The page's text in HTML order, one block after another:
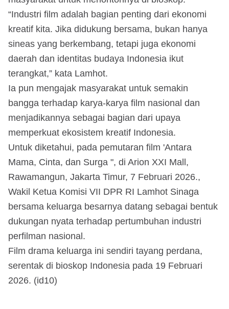
“Industri film adalah bagian penting dari ekonomi
kreatif kita. Jika didukung bersama, bukan hanya
sineas yang berkembang, tetapi juga ekonomi
daerah dan identitas budaya Indonesia ikut
terangkat,” kata Lamhot.
Ia pun mengajak masyarakat untuk semakin
bangga terhadap karya-karya film nasional dan
menjadikannya sebagai bagian dari upaya
memperkuat ekosistem kreatif Indonesia.
Untuk diketahui, pada pemutaran film 'Antara
Mama, Cinta, dan Surga ", di Arion XXI Mall,
Rawamangun, Jakarta Timur, 7 Februari 2026.,
Wakil Ketua Komisi VII DPR RI Lamhot Sinaga
bersama keluarga besarnya datang sebagai bentuk
dukungan nyata terhadap pertumbuhan industri
perfilman nasional.
Film drama keluarga ini sendiri tayang perdana,
serentak di bioskop Indonesia pada 19 Februari
2026. (id10)